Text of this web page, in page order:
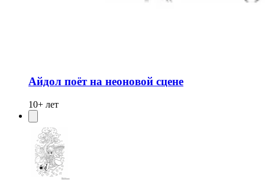
Айдол поёт на неоновой сцене
10+ лет